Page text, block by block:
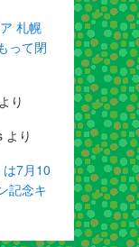
札幌
って閉
より
より
は7月10
記念キ